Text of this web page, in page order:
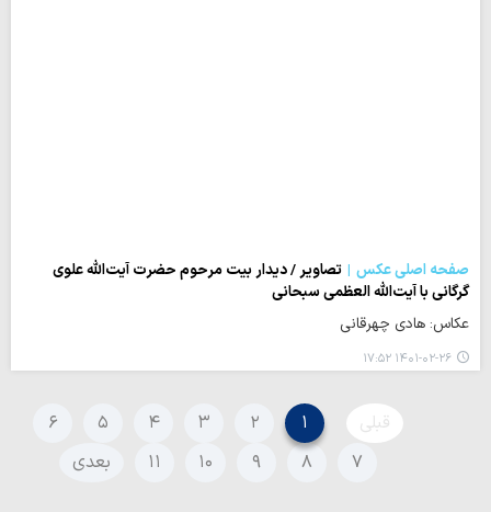
صفحه اصلی عکس
تصاویر / دیدار بیت مرحوم حضرت آیت‌الله علوی
گرگانی با آیت‌الله العظمی سبحانی
عکاس: هادی چهرقانی
۱۴۰۱-۰۲-۲۶ ۱۷:۵۲
قبلی ۱ ۲ ۳ ۴ ۵
۶
۷
۸ ۹ ۱۰ ۱۱ بعدی